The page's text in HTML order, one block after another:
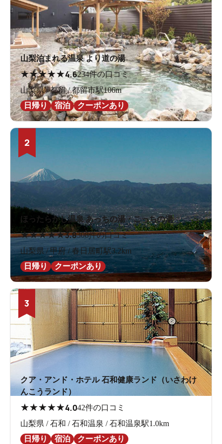
山梨泊まれる温泉 より道の湯
★★★★★4.6234件の口コミ
山梨県 / 都留 / 都留市駅106m
日帰り
宿泊 クーポンあり
2
ほったらかし温泉 あっちの湯・こっちの湯
★★★★★3.8308件の口コミ
山梨県 / 甲府 / 春日居町駅3.2km
日帰り
クーポンあり
3
クア・アンド・ホテル 石和健康ランド（いさわけ
んこうランド）
★★★★★4.042件の口コミ
山梨県 / 石和 / 石和温泉 / 石和温泉駅1.0km
日帰り
宿泊 クーポンあり